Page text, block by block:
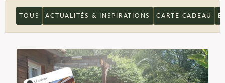
TOUS ACTUALITÉS & INSPIRATIONS CARTE CADEAU